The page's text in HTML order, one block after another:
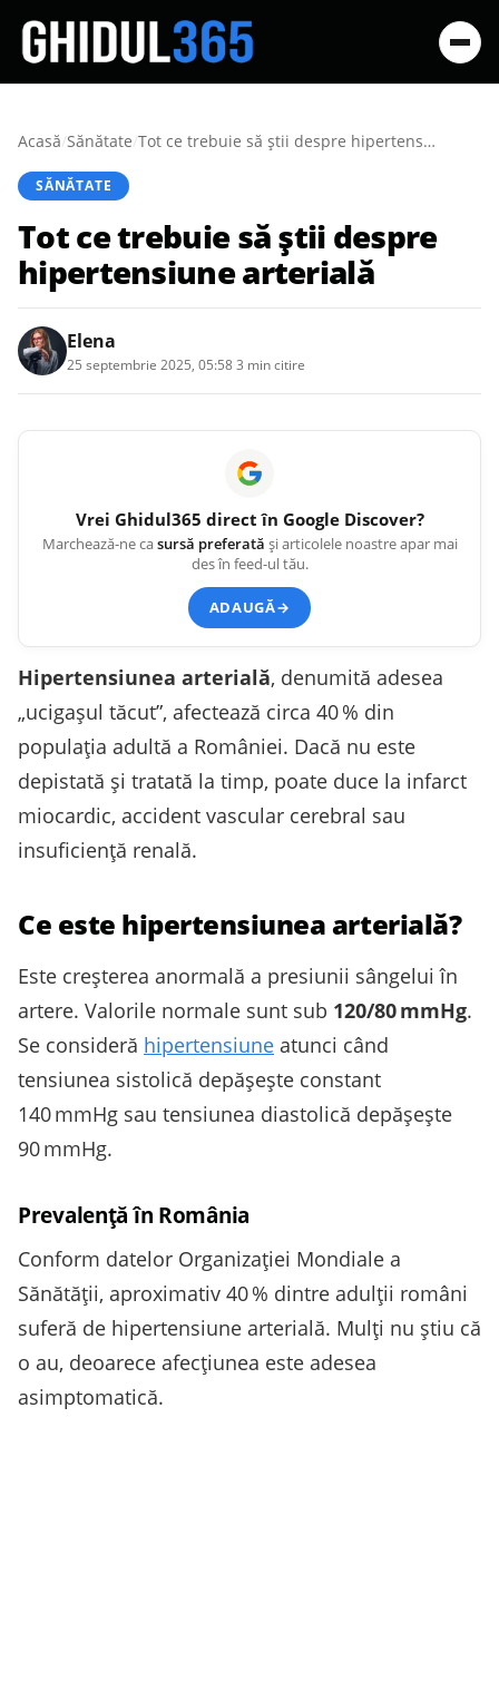
Acasă/Sănătate/ Tot ce trebuie să știi despre hipertensiune arterială
SĂNĂTATE
Tot ce trebuie să știi despre
hipertensiune arterială
Elena
25 septembrie 2025, 05:583 min citire
Vrei Ghidul365 direct în Google Discover?
Marchează-ne casursă preferată și articolele noastre apar mai
des în feed-ul tău.
ADAUGĂ→
Hipertensiunea arterială, denumită adesea
„ucigașul tăcut”, afectează circa 40 % din
populația adultă a României. Dacă nu este
depistată și tratată la timp, poate duce la infarct
miocardic, accident vascular cerebral sau
insuficiență renală.
Ce este hipertensiunea arterială?
Este creșterea anormală a presiunii sângelui în
artere. Valorile normale sunt sub 120/80 mmHg.
Se consideră hipertensiune atunci când
tensiunea sistolică depășește constant
140 mmHg sau tensiunea diastolică depășește
90 mmHg.
Prevalență în România
Conform datelor Organizației Mondiale a
Sănătății, aproximativ 40 % dintre adulții români
suferă de hipertensiune arterială. Mulți nu știu că
o au, deoarece afecțiunea este adesea
asimptomatică.